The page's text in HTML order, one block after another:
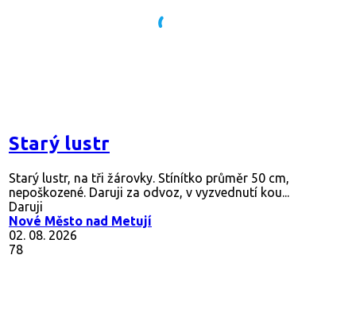
Starý lustr
Starý lustr, na tři žárovky. Stínítko průměr 50 cm,
nepoškozené. Daruji za odvoz, v vyzvednutí kou...
Daruji
Nové Město nad Metují
02. 08. 2026
78